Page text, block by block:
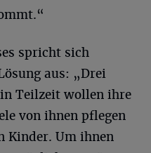
spricht sich
aus: „Drei
Teilzeit wollen ihre
von ihnen pflegen
Kinder. Um ihnen